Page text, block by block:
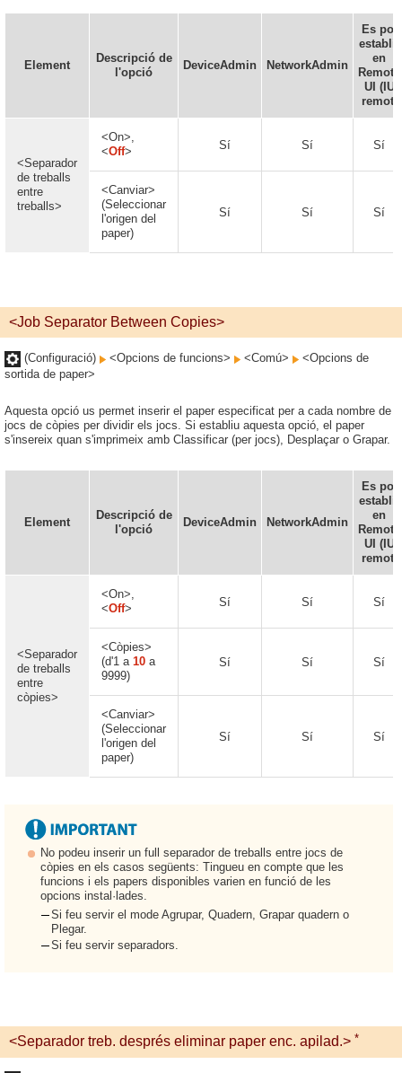
Element
Descripció de
l'opció
DeviceAdmin NetworkAdmin
Es pot
establir
en
Remote
UI (IU
remot)
<Separador
de treballs
entre
treballs>
<On>,
<Off> Sí Sí Sí
<Canviar>
(Seleccionar
l'origen del
paper)
Sí Sí Sí
<Job Separator Between Copies>
(Configuració) <Opcions de funcions> <Comú>
<Opcions de
sortida de paper>
Aquesta opció us permet inserir el paper especificat per a cada nombre de
jocs de còpies per dividir els jocs. Si establiu aquesta opció, el paper
s'insereix quan s'imprimeix amb Classificar (per jocs), Desplaçar o Grapar.
Element
Descripció de
l'opció
DeviceAdmin NetworkAdmin
Es pot
establir
en
Remote
UI (IU
remot)
<Separador
de treballs
entre
còpies>
<On>,
<Off> Sí Sí Sí
<Còpies>
(d'1 a 10 a
9999)
Sí Sí Sí
<Canviar>
(Seleccionar
l'origen del
paper)
Sí Sí Sí
No podeu inserir un full separador de treballs entre jocs de
còpies en els casos següents: Tingueu en compte que les
funcions i els papers disponibles varien en funció de les
opcions instal·lades.
Si feu servir el mode Agrupar, Quadern, Grapar quadern o
Plegar.
Si feu servir separadors.
<Separador treb. després eliminar paper enc. apilad.> *